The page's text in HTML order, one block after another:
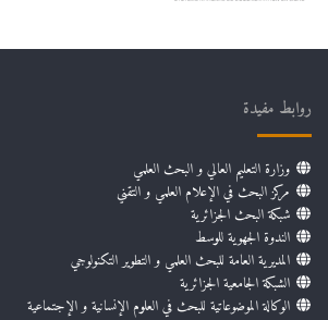
روابط مفيدة
وزارة التعليم العالي و البحث العلمي
مركز البحث في الإعلام العلمي و التقني
شبكة البحث الجزائرية
الندوة الجهوية للوسط
المديرية العامة للبحث العلمي و التطوير التكنولوجي
الشبكة الجامعية الجزائرية
الوكالة الموضوعاتية للبحث في العلوم الإنسانية و الإجتماعية